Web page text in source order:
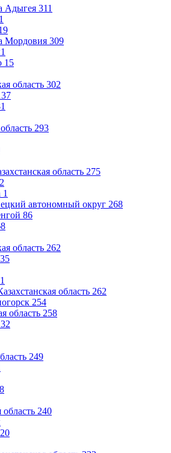
Адыгея 311
Мордовия 309
15
область 302
293
область 275
1
автономный округ 268
86
область 262
1
область 262
254
область 258
249
область 240
20